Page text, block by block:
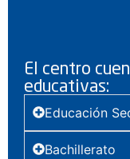
El centro
educativas:
Educación
Bachillerato